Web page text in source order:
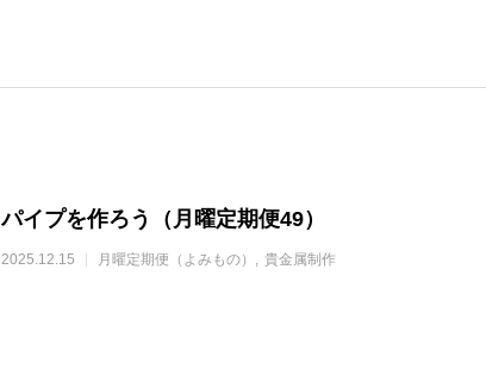
パイプを作ろう（月曜定期便49）
2025.12.15 月曜定期便（よみもの） 貴金属制作